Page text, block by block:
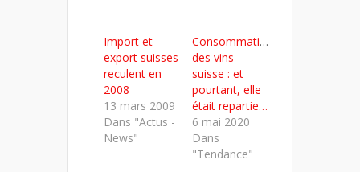
une
nouvelle
fenêtre)
nouvelle
fenêtre)
une
nouvelle
fenêtre)
Import et
export suisses
reculent en
2008
13 mars 2009
Dans "Actus -
News"
Consommation
des vins
suisse : et
pourtant, elle
était repartie…
6 mai 2020
Dans
"Tendance"